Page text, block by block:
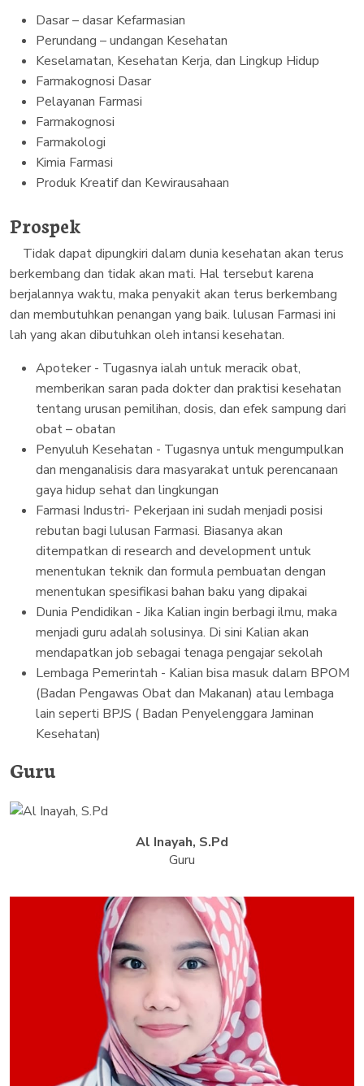
Dasar – dasar Kefarmasian
Perundang – undangan Kesehatan
Keselamatan, Kesehatan Kerja, dan Lingkup Hidup
Farmakognosi Dasar
Pelayanan Farmasi
Farmakognosi
Farmakologi
Kimia Farmasi
Produk Kreatif dan Kewirausahaan
Prospek
Tidak dapat dipungkiri dalam dunia kesehatan akan terus
berkembang dan tidak akan mati. Hal tersebut karena
berjalannya waktu, maka penyakit akan terus berkembang
dan membutuhkan penangan yang baik. lulusan Farmasi ini
lah yang akan dibutuhkan oleh intansi kesehatan.
Apoteker - Tugasnya ialah untuk meracik obat,
memberikan saran pada dokter dan praktisi kesehatan
tentang urusan pemilihan, dosis, dan efek sampung dari
obat – obatan
Penyuluh Kesehatan - Tugasnya untuk mengumpulkan
dan menganalisis dara masyarakat untuk perencanaan
gaya hidup sehat dan lingkungan
Farmasi Industri- Pekerjaan ini sudah menjadi posisi
rebutan bagi lulusan Farmasi. Biasanya akan
ditempatkan di research and development untuk
menentukan teknik dan formula pembuatan dengan
menentukan spesifikasi bahan baku yang dipakai
Dunia Pendidikan - Jika Kalian ingin berbagi ilmu, maka
menjadi guru adalah solusinya. Di sini Kalian akan
mendapatkan job sebagai tenaga pengajar sekolah
Lembaga Pemerintah - Kalian bisa masuk dalam BPOM
(Badan Pengawas Obat dan Makanan) atau lembaga
lain seperti BPJS ( Badan Penyelenggara Jaminan
Kesehatan)
Guru
Al Inayah, S.Pd
Guru